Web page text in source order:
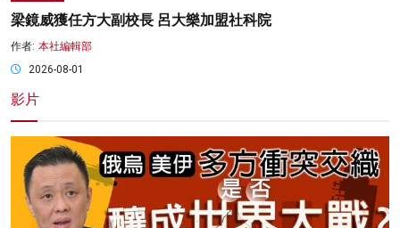
梁鏡威獲任方大副校長 呂大樂加盟社科院
作者: 本社編輯部
2026-08-01
影片